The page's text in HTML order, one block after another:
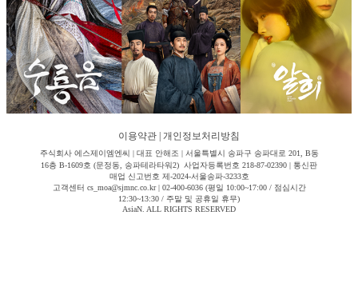
이용약관 개인정보처리방침
주식회사 에스제이엠엔씨 | 대표 안해조 | 서울특별시 송파구 송파대로 201, B동
16층 B-1609호 (문정동, 송파테라타워2) 사업자등록번호 218-87-02390 | 통신판
매업 신고번호 제-2024-서울송파-3233호
고객센터 cs_moa@sjmnc.co.kr | 02-400-6036 (평일 10:00~17:00 / 점심시간
12:30~13:30 / 주말 및 공휴일 휴무)
AsiaN. ALL RIGHTS RESERVED